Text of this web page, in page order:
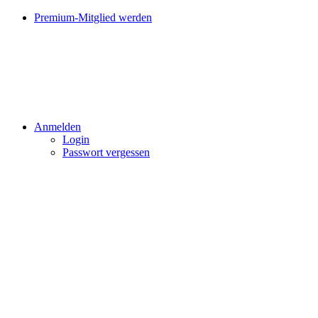
Premium-Mitglied werden
Anmelden
Login
Passwort vergessen